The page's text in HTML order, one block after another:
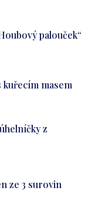
palouček“
masem
z
ze 3 surovin